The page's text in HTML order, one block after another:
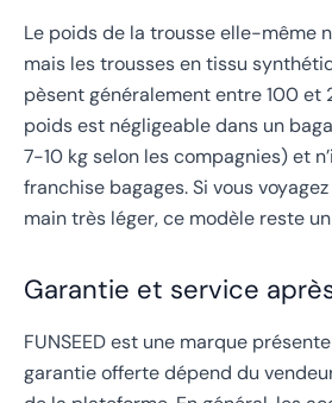
Le poids de la trousse elle-même
mais les trousses en tissu
pèsent généralement entre 100 et
poids est négligeable dans un
7-10 kg selon les compagnies) et
franchise bagages. Si vous
main très léger, ce modèle reste
Garantie et service
FUNSEED est une marque
garantie offerte dépend du